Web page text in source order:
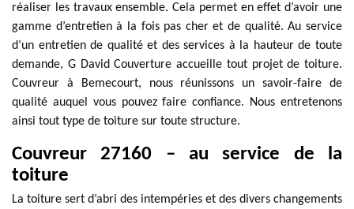
réaliser les travaux ensemble. Cela permet en effet d’avoir une
gamme d’entretien à la fois pas cher et de qualité. Au service
d’un entretien de qualité et des services à la hauteur de toute
demande, G David Couverture accueille tout projet de toiture.
Couvreur à Bemecourt, nous réunissons un savoir-faire de
qualité auquel vous pouvez faire confiance. Nous entretenons
ainsi tout type de toiture sur toute structure.
Couvreur 27160 – au service de la
toiture
La toiture sert d’abri des intempéries et des divers changements